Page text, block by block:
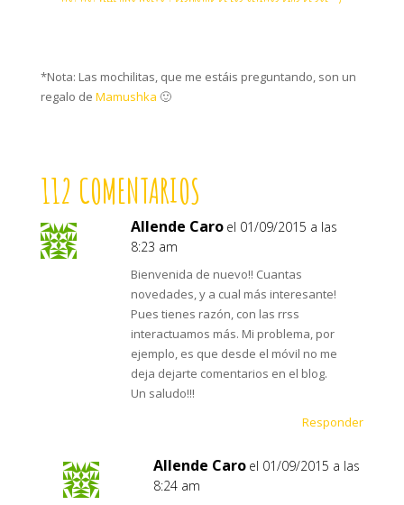
*Nota: Las mochilitas, que me estáis preguntando, son un
regalo de Mamushka 🙂
112 COMENTARIOS
Allende Caro el 01/09/2015 a las
8:23 am
Bienvenida de nuevo!! Cuantas
novedades, y a cual más interesante!
Pues tienes razón, con las rrss
interactuamos más. Mi problema, por
ejemplo, es que desde el móvil no me
deja dejarte comentarios en el blog.
Un saludo!!!
Responder
Allende Caro el 01/09/2015 a las
8:24 am